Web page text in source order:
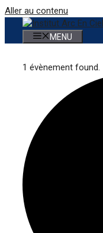
Aller au contenu
MENU
1 évènement found.